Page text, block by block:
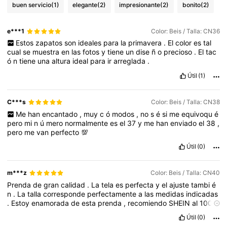
buen servicio(1) elegante(2) impresionante(2) bonito(2)
e***1 Color: Beis / Talla: CN36
Estos zapatos son ideales para la primavera . El color es tal
cualse muestraen lasfotosytiene undise ño precioso . Eltac
ó ntiene unaaltura ideal para irarreglada .
Útil (1)
C***s Color: Beis / Talla: CN38
Me han encantado , muy c ó modos , no s é si me equivoqu é
pero mi n ú mero normalmenteesel 37y me hanenviadoel 38 ,
pero mevan perfecto💯
Útil (0)
m***z Color: Beis / Talla: CN40
Prendadegrancalidad . Latelaes perfectayelajustetambié
n . Latallacorresponde perfectamentea las medidas indicadas
. Estoyenamoradadeesta prenda , recomiendo SHEINal100
me
Útil (0)